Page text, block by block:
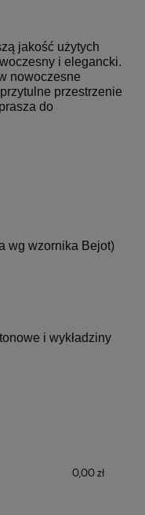
jakość użytych
i elegancki.
nowoczesne
przestrzenie
do
wg wzornika Bejot)
i wykładziny
kosztów
0,00 zł